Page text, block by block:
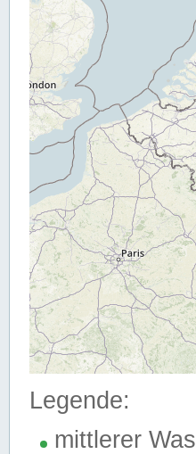
Legende:
mittlerer